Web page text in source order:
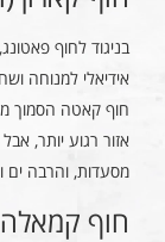
בניגוד לחוף
אידיאלי למנוחה
חוף קאטה הסמוך
אזור רגוע יותר,
מסעדות, והרבה ים
חוף קמאלה